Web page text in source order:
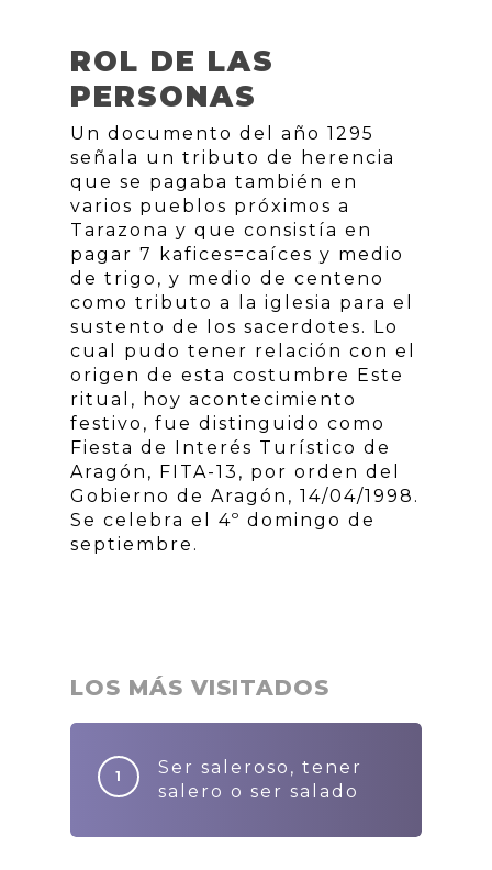
ROL DE LAS
PERSONAS
Un documento del año 1295
señala un tributo de herencia
que se pagaba también en
varios pueblos próximos a
Tarazona y que consistía en
pagar 7 kafices=caíces y medio
de trigo, y medio de centeno
como tributo a la iglesia para el
sustento de los sacerdotes. Lo
cual pudo tener relación con el
origen de esta costumbre Este
ritual, hoy acontecimiento
festivo, fue distinguido como
Fiesta de Interés Turístico de
Aragón, FITA-13, por orden del
Gobierno de Aragón, 14/04/1998.
Se celebra el 4º domingo de
septiembre.
LOS MÁS VISITADOS
Ser saleroso, tener
salero o ser salado